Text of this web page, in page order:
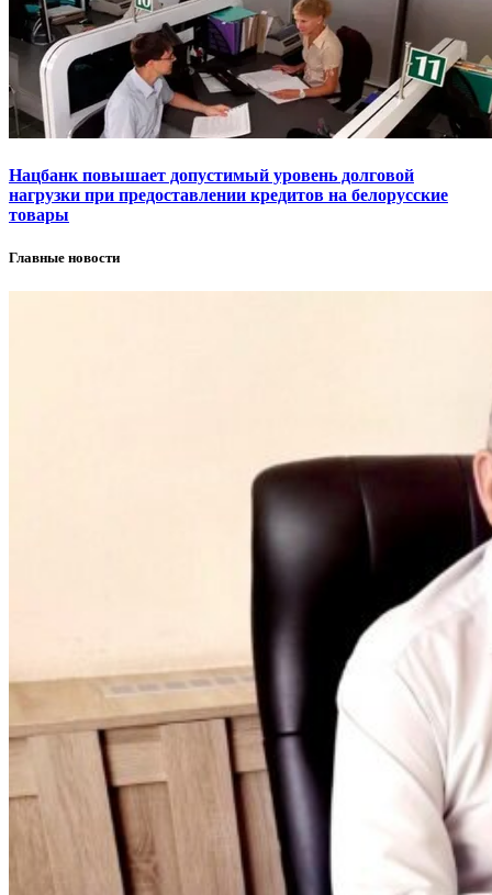
Нацбанк повышает допустимый уровень долговой
нагрузки при предоставлении кредитов на белорусские
товары
Главные новости